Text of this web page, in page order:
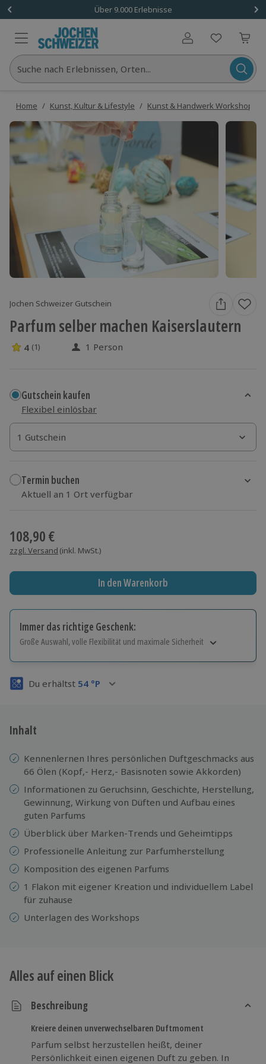
Über 9.000 Erlebnisse
Benutzerkonto
Suche nach Erlebnissen, Orten...
Home / Kunst, Kultur & Lifestyle / Kunst & Handwerk Workshops
Jochen Schweizer Gutschein
Parfum selber machen Kaiserslautern
4 Sterne von 5 aus 1 Bewertungen
4 (1) 1 Person
Gutschein kaufen
Flexibel einlösbar
1 Gutschein
1 Gutschein
1 Gutschein
Termin buchen
Aktuell an 1 Ort verfügbar
108,90 €
zzgl. Versand (inkl. MwSt.)
In den Warenkorb
Immer das richtige Geschenk:
Große Auswahl, volle Flexibilität und maximale Sicherheit
Volle Flexibilität
3 Jahre gültig & verlängerbar.
Du erhältst 54 °P
Inhalt
Kennenlernen Ihres persönlichen Duftgeschmacks aus
66 Ölen (Kopf,- Herz,- Basisnoten sowie Akkorden)
Informationen zu Geruchsinn, Geschichte, Herstellung,
Gewinnung, Wirkung von Düften und Aufbau eines
guten Parfums
Überblick über Marken-Trends und Geheimtipps
Professionelle Anleitung zur Parfumherstellung
Komposition des eigenen Parfums
1 Flakon mit eigener Kreation und individuellem Label
für zuhause
Unterlagen des Workshops
Alles auf einen Blick
Beschreibung
Kreiere deinen unverwechselbaren Duftmoment
Parfum selbst herzustellen heißt, deiner
Persönlichkeit einen eigenen Duft zu geben. In